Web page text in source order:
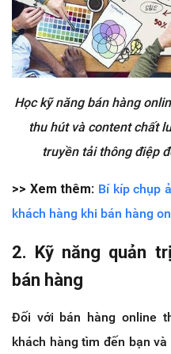
Học kỹ năng bán hàng
thu hút và content chất
truyền tải thông điệp
>> Xem thêm: Bí kíp chụp
khách hàng khi bán hàng
2. Kỹ năng quản
bán hàng
Đối với bán hàng online
khách hàng tìm đến bạn